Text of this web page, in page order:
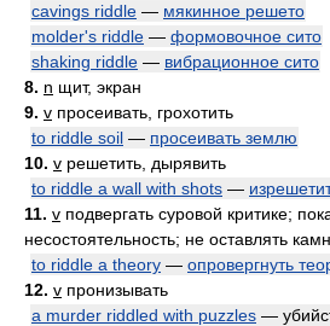
cavings riddle — мякинное решето
molder's riddle — формовочное сито
shaking riddle — вибрационное сито
8. n щит, экран
9. v просеивать, грохотить
to riddle soil — просеивать землю
10. v решетить, дырявить
to riddle a wall with shots —
11. v подвергать суровой критике;
несостоятельность; не оставлять
to riddle a theory — опровергнуть
12. v пронизывать
a murder riddled with puzzles —